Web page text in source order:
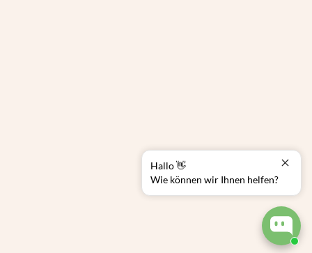
Hallo 👋
Wie können wir Ihnen helfen?